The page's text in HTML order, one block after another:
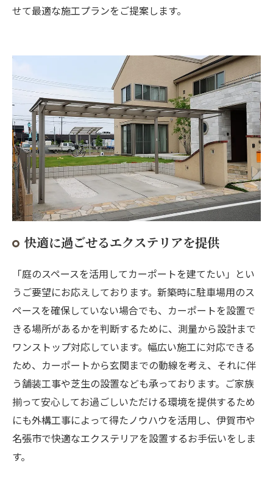
せて最適な施工プランをご提案します。
快適に過ごせるエクステリアを提供
「庭のスペースを活用してカーポートを建てたい」とい
うご要望にお応えしております。新築時に駐車場用のス
ペースを確保していない場合でも、カーポートを設置で
きる場所があるかを判断するために、測量から設計まで
ワンストップ対応しています。幅広い施工に対応できる
ため、カーポートから玄関までの動線を考え、それに伴
う舗装工事や芝生の設置なども承っております。ご家族
揃って安心してお過ごしいただける環境を提供するため
にも外構工事によって得たノウハウを活用し、伊賀市や
名張市で快適なエクステリアを設置するお手伝いをしま
す。